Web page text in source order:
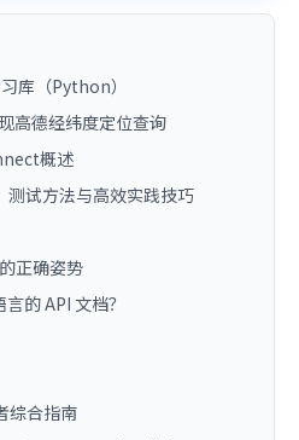
库（Python）
高德经纬度定位查询
概述
测试方法与高效实践技巧
正确姿势
的 API 文档？
综合指南